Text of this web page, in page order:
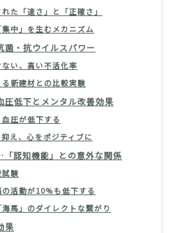
た「速さ」と「正確さ」
集中」を生むメカニズム
菌・抗ウイルスパワー
い、高い不活化率
新建材との比較実験
圧低下とメンタル改善効果
血圧が低下する
え、心をポジティブに
認知機能」との意外な関係
験
の活動が10%も低下する
馬」のダイレクトな繋がり
果